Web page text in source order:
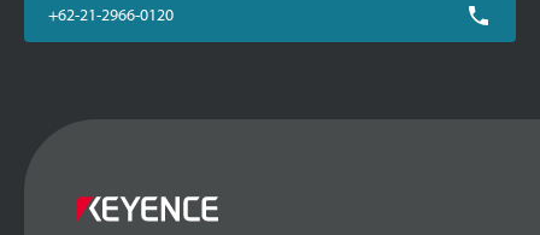
+62-21-2966-0120